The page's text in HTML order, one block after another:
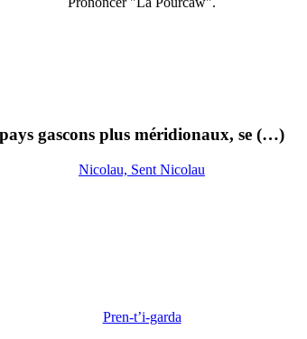
gascons plus méridionaux, se (…)
Nicolau, Sent Nicolau
Pren-t’i-garda